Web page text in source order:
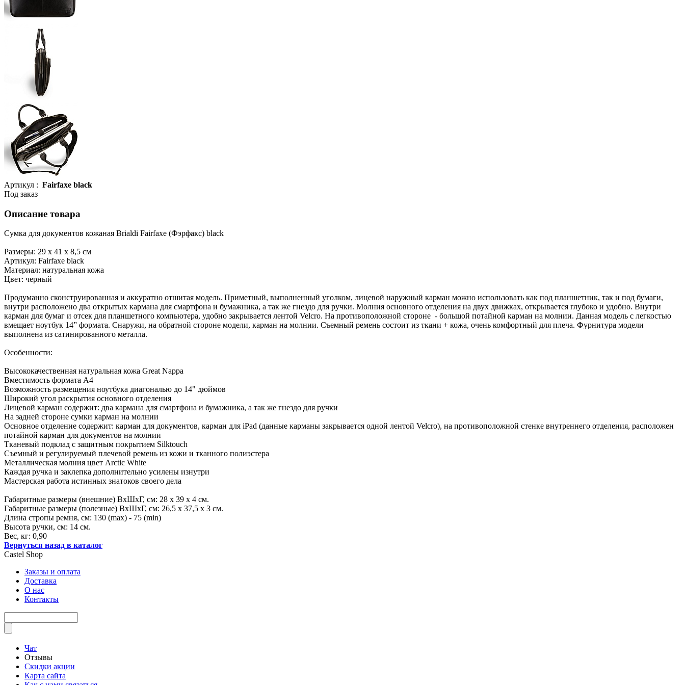
Артикул : Fairfaxe black
Под заказ
Описание товара
Сумка для документов кожаная Brialdi Fairfaxe (Фэрфакс) black
Размеры: 29 х 41 х 8,5 см
Артикул: Fairfaxe black
Материал: натуральная кожа
Цвет: черный
Продуманно сконструированная и аккуратно отшитая модель. Приметный, выполненный уголком, лицевой наружный карман можно использовать как под планшетник, так и под бумаги,
внутри расположено два открытых кармана для смартфона и бумажника, а так же гнездо для ручки. Молния основного отделения на двух движках, открывается глубоко и удобно. Внутри
карман для бумаг и отсек для планшетного компьютера, удобно закрывается лентой Velcro. На противоположной стороне - большой потайной карман на молнии. Данная модель с легкостью
вмещает ноутбук 14” формата. Снаружи, на обратной стороне модели, карман на молнии. Съемный ремень состоит из ткани + кожа, очень комфортный для плеча. Фурнитура модели
выполнена из сатинированного металла.
Особенности:
Высококачественная натуральная кожа Great Nappa
Вместимость формата А4
Возможность размещения ноутбука диагональю до 14" дюймов
Широкий угол раскрытия основного отделения
Лицевой карман содержит: два кармана для смартфона и бумажника, а так же гнездо для ручки
На задней стороне сумки карман на молнии
Основное отделение содержит: карман для документов, карман для iPad (данные карманы закрывается одной лентой Velcro), на противоположной стенке внутреннего отделения, расположен
потайной карман для документов на молнии
Тканевый подклад с защитным покрытием Silktouch
Съемный и регулируемый плечевой ремень из кожи и тканного полиэстера
Металлическая молния цвет Arctic White
Каждая ручка и заклепка дополнительно усилены изнутри
Мастерская работа истинных знатоков своего дела
Габаритные размеры (внешние) ВхШхГ, см: 28 х 39 х 4 см.
Габаритные размеры (полезные) ВхШхГ, см: 26,5 х 37,5 х 3 см.
Длина стропы ремня, см: 130 (max) - 75 (min)
Высота ручки, см: 14 см.
Вес, кг: 0,90
Вернуться назад в каталог
Castel Shop
Заказы и оплата
Доставка
О нас
Контакты
Чат
Отзывы
Скидки акции
Карта сайта